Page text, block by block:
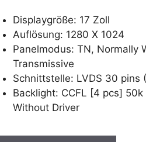
Displaygröße: 17 Zoll
Auflösung: 1280 X 1024
Panelmodus: TN, Normally
Transmissive
Schnittstelle: LVDS 30 pins
Backlight: CCFL [4 pcs] 50k
Without Driver